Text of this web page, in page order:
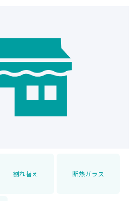
割れ替え 断熱ガラス